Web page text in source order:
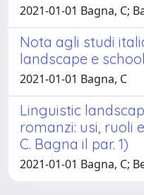
2021-01-01 Bagna, C;
Nota agli studi
landscape e
2021-01-01 Bagna, C
Linguistic
romanzi: usi, ruoli
C. Bagna il par. 1)
2021-01-01 Bagna, C;